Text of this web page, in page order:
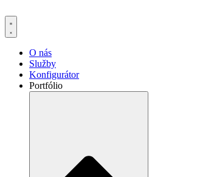
na
obsah
O nás
Služby
Konfigurátor
Portfólio